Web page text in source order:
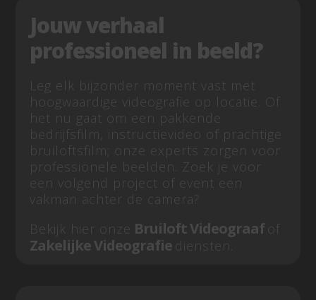
Jouw verhaal
professioneel in beeld?
Leg elk bijzonder moment vast met
hoogwaardige videografie op locatie. Of
het nu gaat om een pakkende
bedrijfsfilm, instructievideo of prachtige
bruiloftsfilm; onze experts zorgen voor
professionele beelden. Zoek je voor
een volgend project of event een
vakman achter de camera?
Bekijk hier onze Bruiloft Videograaf of
Zakelijke Videografie diensten.